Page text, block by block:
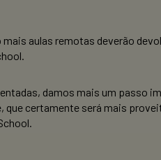
mais aulas remotas deverão
damos mais um passo
que certamente será mais